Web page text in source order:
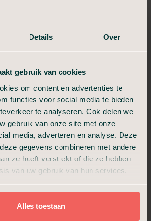
Details Over
gebruik van cookies
om content en advertenties te
functies voor social media te bieden
te analyseren. Ook delen we
gebruik van onze site met onze
media, adverteren en analyse. Deze
gegevens combineren met andere
ze heeft verstrekt of die ze hebben
van uw gebruik van hun services.
Alles toestaan
geregeld
met samenzijn en condoleance.
plus:
(30 min)
en condoleance (30 min)